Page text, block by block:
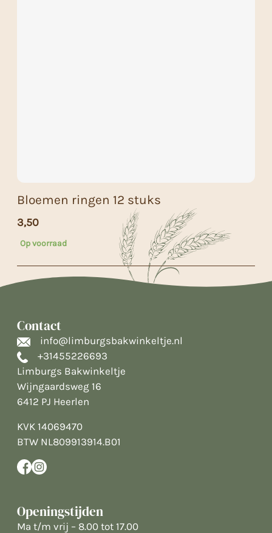
Bloemen ringen 12 stuks
3,50
Op voorraad
Contact
info@limburgsbakwinkeltje.nl
+31455226693
Limburgs Bakwinkeltje
Wijngaardsweg 16
6412 PJ Heerlen
KVK 14069470
BTW NL809913914.B01
Openingstijden
Ma t/m vrij – 8.00 tot 17.00